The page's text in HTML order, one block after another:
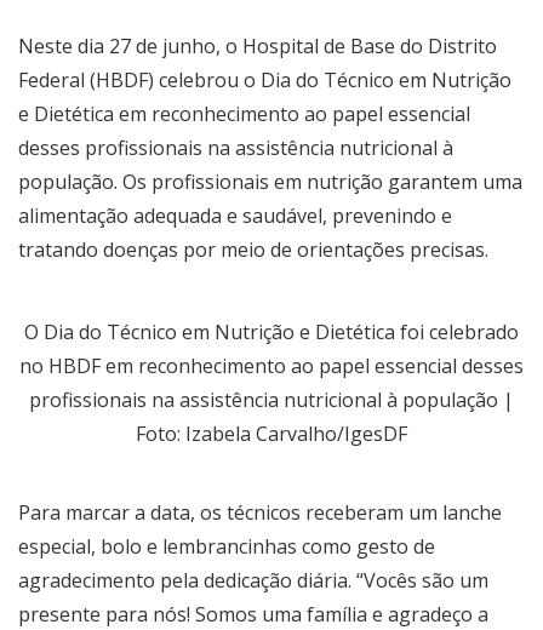
Neste dia 27 de junho, o Hospital de Base do Distrito
Federal (HBDF) celebrou o Dia do Técnico em Nutrição
e Dietética em reconhecimento ao papel essencial
desses profissionais na assistência nutricional à
população. Os profissionais em nutrição garantem uma
alimentação adequada e saudável, prevenindo e
tratando doenças por meio de orientações precisas.
O Dia do Técnico em Nutrição e Dietética foi celebrado
no HBDF em reconhecimento ao papel essencial desses
profissionais na assistência nutricional à população |
Foto: Izabela Carvalho/IgesDF
Para marcar a data, os técnicos receberam um lanche
especial, bolo e lembrancinhas como gesto de
agradecimento pela dedicação diária. “Vocês são um
presente para nós! Somos uma família e agradeço a